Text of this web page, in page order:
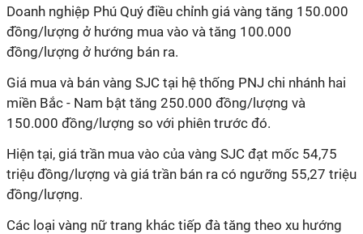
Doanh nghiệp Phú Quý điều chỉnh giá vàng tăng 150.000
đồng/lượng ở hướng mua vào và tăng 100.000
đồng/lượng ở hướng bán ra.
Giá mua và bán vàng SJC tại hệ thống PNJ chi nhánh hai
miền Bắc - Nam bật tăng 250.000 đồng/lượng và
150.000 đồng/lượng so với phiên trước đó.
Hiện tại, giá trần mua vào của vàng SJC đạt mốc 54,75
triệu đồng/lượng và giá trần bán ra có ngưỡng 55,27 triệu
đồng/lượng.
Các loại vàng nữ trang khác tiếp đà tăng theo xu hướng